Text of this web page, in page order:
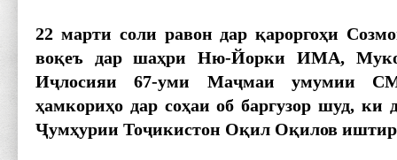
22 марти соли равон дар қароргоҳи
воқеъ дар шаҳри Ню-Йорки ИМА,
Иҷлосияи 67-уми Маҷмаи умумии
ҳамкориҳо дар соҳаи об баргузор шуд, ки
Ҷумҳурии Тоҷикистон Оқил Оқилов